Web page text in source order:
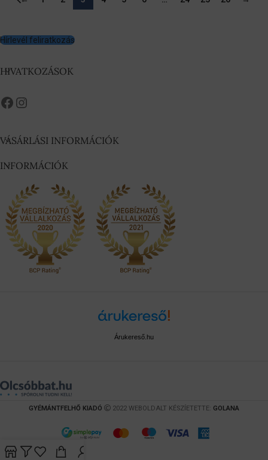
Hírlevél feliratkozás
HIVATKOZÁSOK
VÁSÁRLÁSI INFORMÁCIÓK
INFORMÁCIÓK
Árukereső.hu
GYÉMÁNTFELHŐ KIADÓ 2022 WEBOLDALT KÉSZÍETETTE: GOLANA